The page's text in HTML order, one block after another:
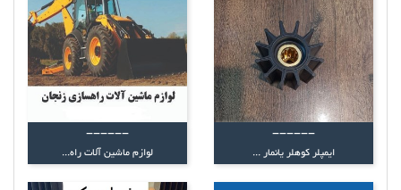
------
ایمپلر کوهلر یانمار ...
------
لوازم ماشین آلات راه...